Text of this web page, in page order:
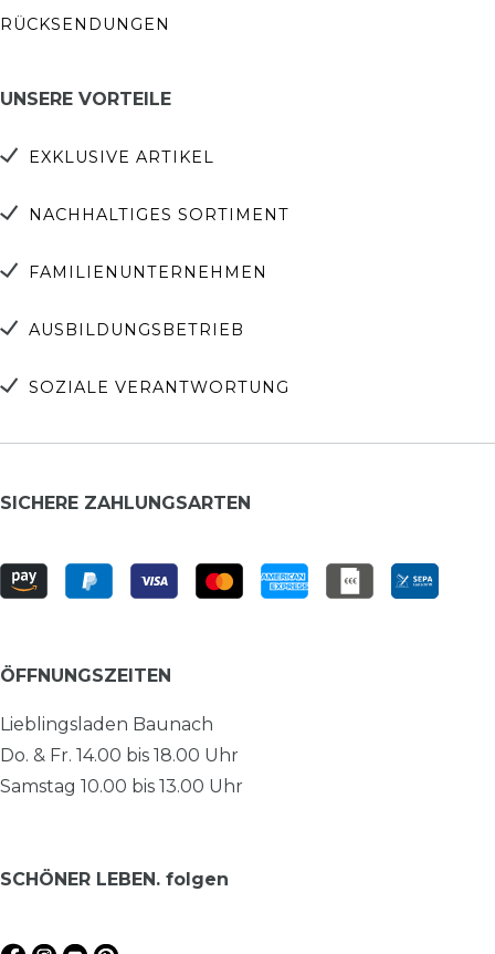
RÜCKSENDUNGEN
UNSERE VORTEILE
EXKLUSIVE ARTIKEL
NACHHALTIGES SORTIMENT
FAMILIENUNTERNEHMEN
AUSBILDUNGSBETRIEB
SOZIALE VERANTWORTUNG
SICHERE ZAHLUNGSARTEN
ÖFFNUNGSZEITEN
Lieblingsladen Baunach
Do. & Fr. 14.00 bis 18.00 Uhr
Samstag 10.00 bis 13.00 Uhr
SCHÖNER LEBEN. folgen